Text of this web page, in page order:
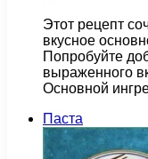
Этот рецепт
вкусное
Попробуйте
выраженного
Основной
Паста